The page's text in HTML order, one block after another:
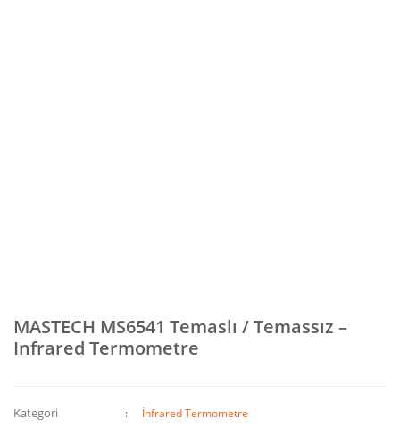
MASTECH MS6541 Temaslı / Temassız –
Infrared Termometre
Kategori İnfrared Termometre